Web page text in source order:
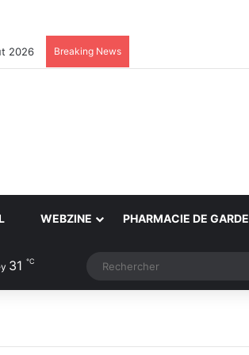
2026 Breaking News
WEBZINE PHARMACIE DE GARDE
31 ℃ Article Aléatoire
Switch skin